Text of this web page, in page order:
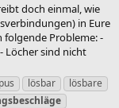
doch einmal, wie
in Eure
Probleme: -
Löcher sind nicht
lösbar
lösbare